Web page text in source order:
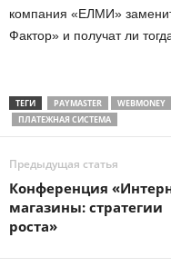
компания «ЕЛМИ»
Фактор» и получат ли
ТЕГИ PAYMASTER WEBMONEY
ПЛАТЕЖНАЯ СИСТЕМА
Предыдущая статья
Конференция
магазины: стратегии
роста»